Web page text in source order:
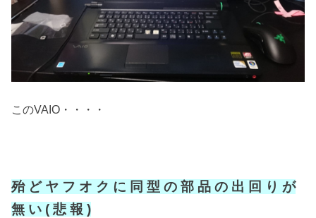
このVAIO・・・・
殆 ど ヤ フ オ ク に 同 型 の 部 品 の 出 回 り が
無 い ( 悲 報 )